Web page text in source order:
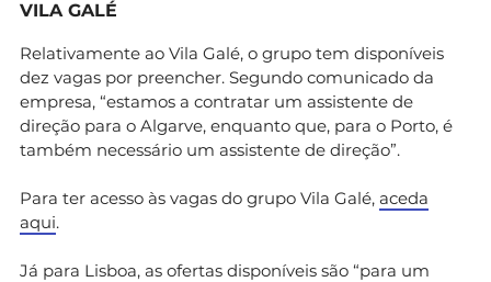
VILA GALÉ
Relativamente ao Vila Galé, o grupo tem disponíveis
dez vagas por preencher. Segundo comunicado da
empresa, “estamos a contratar um assistente de
direção para o Algarve, enquanto que, para o Porto, é
também necessário um assistente de direção”.
Para ter acesso às vagas do grupo Vila Galé, aceda
aqui.
Já para Lisboa, as ofertas disponíveis são “para um